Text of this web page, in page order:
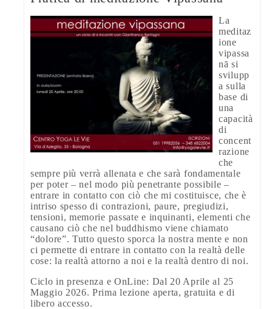
La
meditaz
ione
vipassa
nā si
svilupp
a sulla
base di
una
capacità
di
concent
razione
che
sempre più verrà allenata e che sarà fondamentale
per poter – nel modo più penetrante possibile –
entrare in contatto con ciò che mi costituisce, che è
intriso spesso di contrazioni, paure, pregiudizi,
tensioni, memorie passate e inquinanti, elementi che
causano ciò che nel buddhismo viene chiamato
“dolore”. Tutto questo sporca la nostra mente e non
ci permette di entrare in contatto con la realtà delle
cose: la realtà attorno a noi e la realtà dentro di noi.
Ciclo in presenza e OnLine: Dal 20 Aprile al 25
Maggio 2026. Prima lezione aperta, gratuita e di
libero accesso.